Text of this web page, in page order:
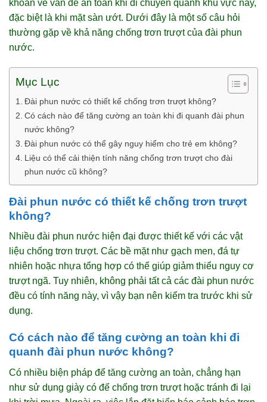
khoăn về vấn đề an toàn khi di chuyển quanh khu vực này,
đặc biệt là khi mặt sàn ướt. Dưới đây là một số câu hỏi
thường gặp về khả năng chống trơn trượt của đài phun
nước.
Mục Lục
Đài phun nước có thiết kế chống trơn trượt không?
Có cách nào để tăng cường an toàn khi đi quanh đài phun
nước không?
Đài phun nước có thể gây nguy hiểm cho trẻ em không?
Liệu có thể cải thiện tính năng chống trơn trượt cho đài
phun nước cũ không?
Đài phun nước có thiết kế chống trơn trượt
không?
Nhiều đài phun nước hiện đại được thiết kế với các vật
liệu chống trơn trượt. Các bề mặt như gạch men, đá tự
nhiên hoặc nhựa tổng hợp có thể giúp giảm thiểu nguy cơ
trượt ngã. Tuy nhiên, không phải tất cả các đài phun nước
đều có tính năng này, vì vậy bạn nên kiểm tra trước khi sử
dụng.
Có cách nào để tăng cường an toàn khi đi
quanh đài phun nước không?
Có nhiều biện pháp để tăng cường an toàn, chẳng hạn
như sử dụng giày có đế chống trơn trượt hoặc tránh đi lại